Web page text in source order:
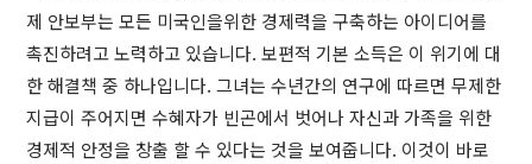
제 안보부는 모든 미국인을위한 경제력을 구축하는 아이디어를
촉진하려고 노력하고 있습니다. 보편적 기본 소득은 이 위기에 대
한 해결책 중 하나입니다. 그녀는 수년간의 연구에 따르면 무제한
지급이 주어지면 수혜자가 빈곤에서 벗어나 자신과 가족을 위한
경제적 안정을 창출 할 수 있다는 것을 보여줍니다. 이것이 바로